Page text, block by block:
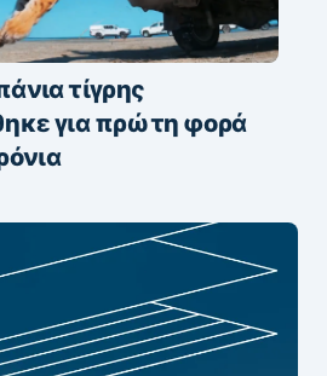
τίγρης
για πρώτη φορά